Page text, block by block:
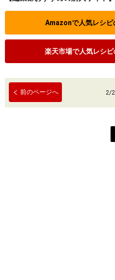
Amazonで人気レシピ
楽天市場で人気レシピ
前のページへ 2/2